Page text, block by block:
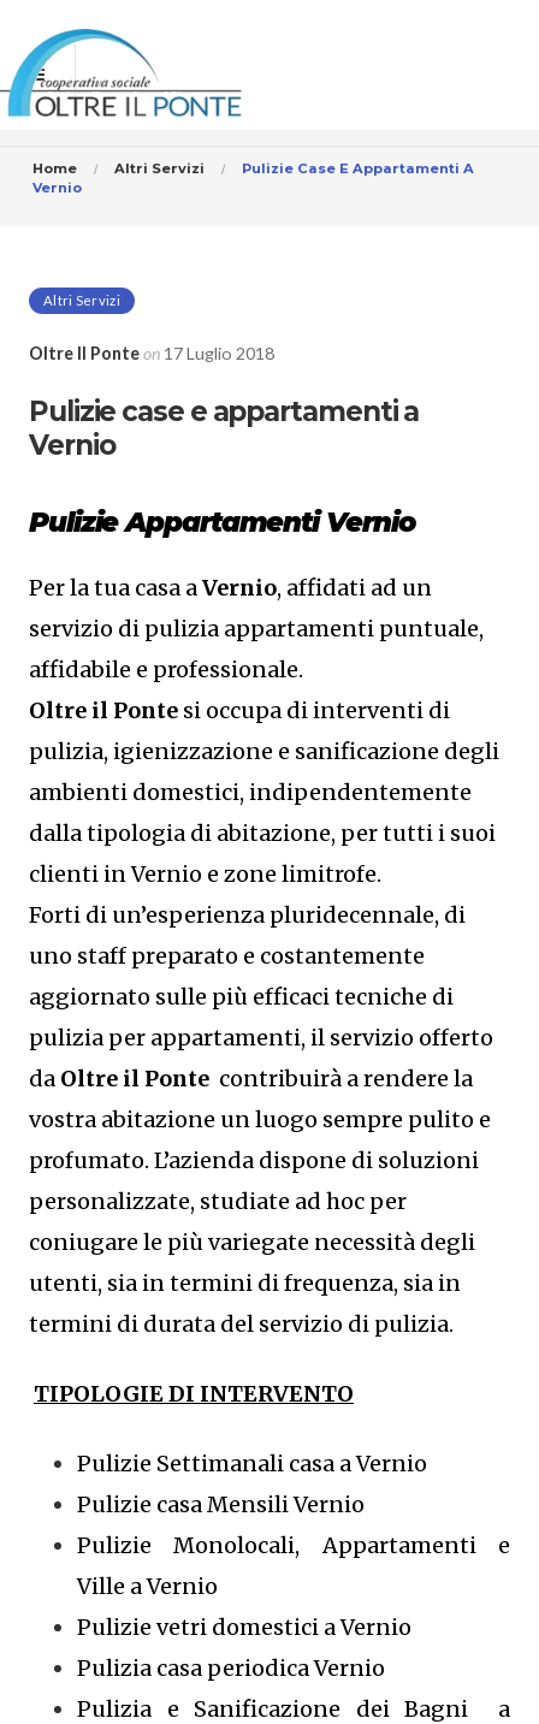
Home Altri Servizi
Pulizie Case E Appartamenti A
Vernio
Altri Servizi
Oltre Il Ponteon 17 Luglio 2018
Pulizie case e appartamenti a
Vernio
Pulizie Appartamenti Vernio
Per la tua casa aVernio, affidati ad un
servizio di pulizia appartamenti puntuale,
affidabile e professionale.
Oltre il Ponte si occupa di interventi di
pulizia, igienizzazione e sanificazione degli
ambienti domestici, indipendentemente
dalla tipologia di abitazione, per tutti i suoi
clienti in Vernio e zone limitrofe.
Forti di un’esperienza pluridecennale, di
uno staff preparato e costantemente
aggiornato sulle più efficaci tecniche di
pulizia per appartamenti, il servizio offerto
da Oltre il Ponte contribuirà a rendere la
vostra abitazione un luogo sempre pulito e
profumato. L’azienda dispone di soluzioni
personalizzate, studiate ad hoc per
coniugare le più variegate necessità degli
utenti, sia in termini di frequenza, sia in
termini di durata del servizio di pulizia.
TIPOLOGIE DI INTERVENTO
Pulizie Settimanali casa a Vernio
Pulizie casa Mensili Vernio
Pulizie Monolocali, Appartamenti e
Ville a Vernio
Pulizie vetri domestici a Vernio
Pulizia casa periodica Vernio
Pulizia e Sanificazione dei Bagni a